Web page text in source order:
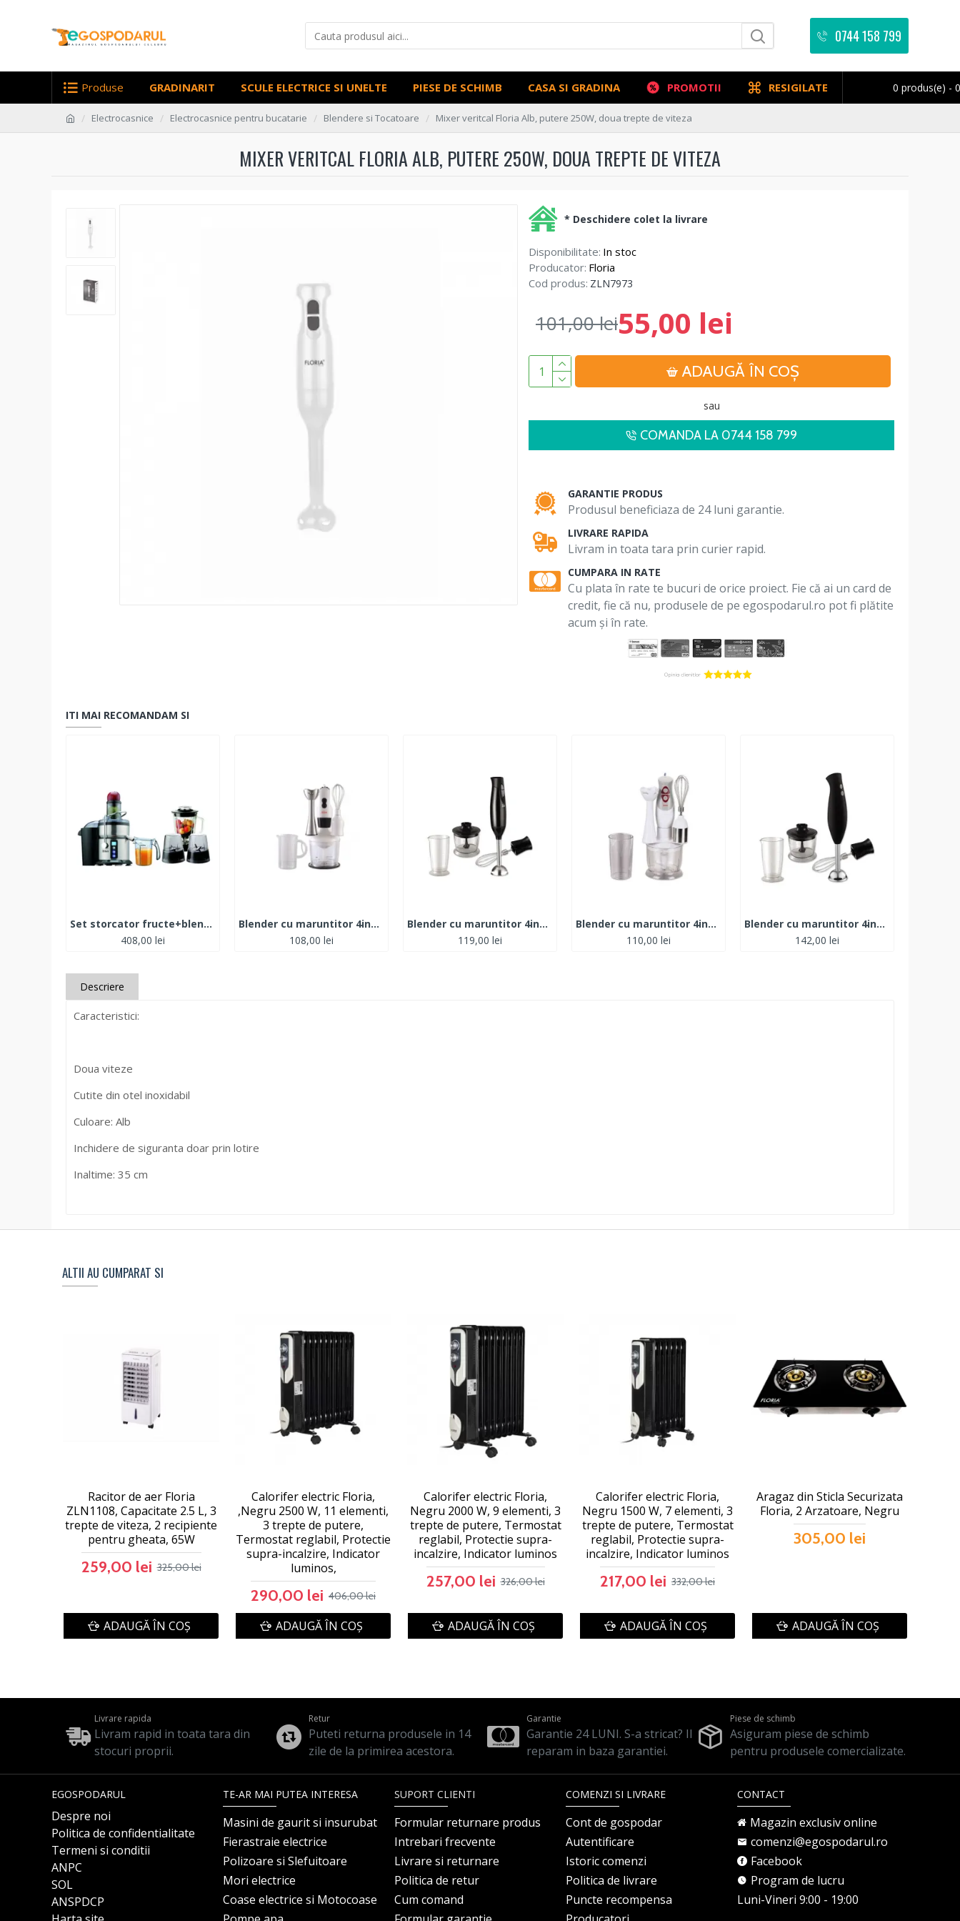
0744 158 799
Produse GRADINARIT SCULE ELECTRICE SI UNELTE PIESE DE SCHIMB CASA SI GRADINA PROMOTII RESIGILATE 0 produs(e) -
Electrocasnice Electrocasnice pentru bucatarie Blendere si Tocatoare Mixer veritcal Floria Alb, putere 250W, doua trepte de viteza
MIXER VERITCAL FLORIA ALB, PUTERE 250W, DOUA TREPTE DE VITEZA
Disponibilitate: In stoc
Producator: Floria
Cod produs: ZLN7973
55,00 lei
101,00 lei
ADAUGĂ ÎN COŞ
* Deschidere colet la livrare
sau
COMANDA LA 0744 158 799
GARANTIE PRODUS
Produsul beneficiaza de 24 luni garantie.
LIVRARE RAPIDA
Livram in toata tara prin curier rapid.
CUMPARA IN RATE
Cu plata în rate te bucuri de orice proiect. Fie că ai un card de
credit, fie că nu, produsele de pe egospodarul.ro pot fi plătite
acum și în rate.
ITI MAI RECOMANDAM SI
Set storcator fructe+blender digital
408,00 lei
Blender cu maruntitor 4in1 ZILAN 200W
108,00 lei
Blender cu maruntitor 4in1 ZILAN 300W
119,00 lei
Blender cu maruntitor 4in1 ZILAN 300W
110,00 lei
Blender cu maruntitor 4in1 ZILAN 300W
142,00 lei
Descriere
Caracteristici:
Doua viteze
Cutite din otel inoxidabil
Culoare: Alb
Inchidere de siguranta doar prin lotire
Inaltime: 35 cm
ALTII AU CUMPARAT SI
Racitor de aer Floria
ZLN1108, Capacitate 2.5 L, 3
trepte de viteza, 2 recipiente
pentru gheata, 65W
259,00 lei 325,00 lei
ADAUGĂ ÎN COŞ
Calorifer electric Floria,
,Negru 2500 W, 11 elementi,
3 trepte de putere,
Termostat reglabil, Protectie
supra-incalzire, Indicator
luminos,
290,00 lei 406,00 lei
ADAUGĂ ÎN COŞ
Calorifer electric Floria,
Negru 2000 W, 9 elementi, 3
trepte de putere, Termostat
reglabil, Protectie supra-
incalzire, Indicator luminos
257,00 lei 326,00 lei
ADAUGĂ ÎN COŞ
Calorifer electric Floria,
Negru 1500 W, 7 elementi, 3
trepte de putere, Termostat
reglabil, Protectie supra-
incalzire, Indicator luminos
217,00 lei 332,00 lei
ADAUGĂ ÎN COŞ
Aragaz din Sticla Securizata
Floria, 2 Arzatoare, Negru
305,00 lei
ADAUGĂ ÎN COŞ
Livrare rapida
Livram rapid in toata tara din
stocuri proprii.
Retur
Puteti returna produsele in 14
zile de la primirea acestora.
Garantie
Garantie 24 LUNI. S-a stricat? Il
reparam in baza garantiei.
Piese de schimb
Asiguram piese de schimb
pentru produsele comercializate.
EGOSPODARUL
Despre noi
Politica de confidentialitate
Termeni si conditii
ANPC
SOL
ANSPDCP
TE-AR MAI PUTEA INTERESA
Masini de gaurit si insurubat
Fierastraie electrice
Polizoare si Slefuitoare
Mori electrice
Coase electrice si Motocoase
SUPORT CLIENTI
Formular returnare produs
Intrebari frecvente
Livrare si returnare
Politica de retur
Cum comand
COMENZI SI LIVRARE
Cont de gospodar
Autentificare
Istoric comenzi
Politica de livrare
Puncte recompensa
CONTACT
Magazin exclusiv online
comenzi@egospodarul.ro
Facebook
Program de lucru
Luni-Vineri 9:00 - 19:00